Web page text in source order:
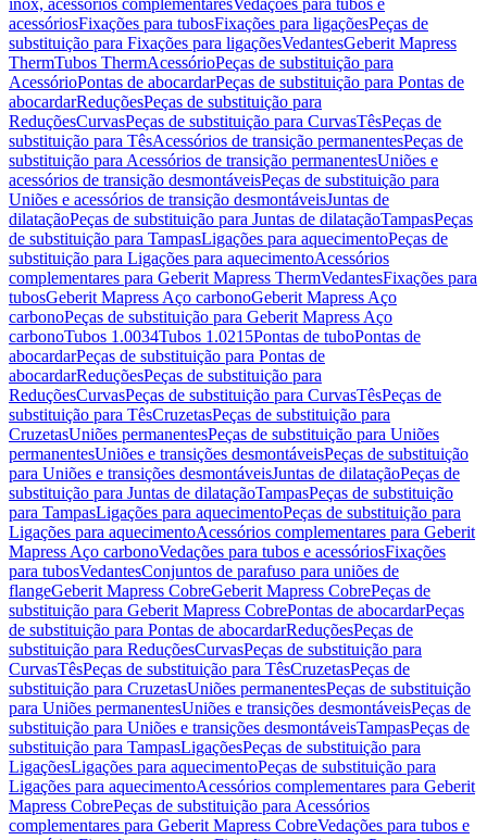
inox, acessórios complementaresVedações para tubos e
acessóriosFixações para tubosFixações para ligaçõesPeças de
substituição para Fixações para ligaçõesVedantesGeberit Mapress
ThermTubos ThermAcessórioPeças de substituição para
AcessórioPontas de abocardarPeças de substituição para Pontas de
abocardarReduçõesPeças de substituição para
ReduçõesCurvasPeças de substituição para CurvasTêsPeças de
substituição para TêsAcessórios de transição permanentesPeças de
substituição para Acessórios de transição permanentesUniões e
acessórios de transição desmontáveisPeças de substituição para
Uniões e acessórios de transição desmontáveisJuntas de
dilataçãoPeças de substituição para Juntas de dilataçãoTampasPeças
de substituição para TampasLigações para aquecimentoPeças de
substituição para Ligações para aquecimentoAcessórios
complementares para Geberit Mapress ThermVedantesFixações para
tubosGeberit Mapress Aço carbonoGeberit Mapress Aço
carbonoPeças de substituição para Geberit Mapress Aço
carbonoTubos 1.0034Tubos 1.0215Pontas de tuboPontas de
abocardarPeças de substituição para Pontas de
abocardarReduçõesPeças de substituição para
ReduçõesCurvasPeças de substituição para CurvasTêsPeças de
substituição para TêsCruzetasPeças de substituição para
CruzetasUniões permanentesPeças de substituição para Uniões
permanentesUniões e transições desmontáveisPeças de substituição
para Uniões e transições desmontáveisJuntas de dilataçãoPeças de
substituição para Juntas de dilataçãoTampasPeças de substituição
para TampasLigações para aquecimentoPeças de substituição para
Ligações para aquecimentoAcessórios complementares para Geberit
Mapress Aço carbonoVedações para tubos e acessóriosFixações
para tubosVedantesConjuntos de parafuso para uniões de
flangeGeberit Mapress CobreGeberit Mapress CobrePeças de
substituição para Geberit Mapress CobrePontas de abocardarPeças
de substituição para Pontas de abocardarReduçõesPeças de
substituição para ReduçõesCurvasPeças de substituição para
CurvasTêsPeças de substituição para TêsCruzetasPeças de
substituição para CruzetasUniões permanentesPeças de substituição
para Uniões permanentesUniões e transições desmontáveisPeças de
substituição para Uniões e transições desmontáveisTampasPeças de
substituição para TampasLigaçõesPeças de substituição para
LigaçõesLigações para aquecimentoPeças de substituição para
Ligações para aquecimentoAcessórios complementares para Geberit
Mapress CobrePeças de substituição para Acessórios
complementares para Geberit Mapress CobreVedações para tubos e